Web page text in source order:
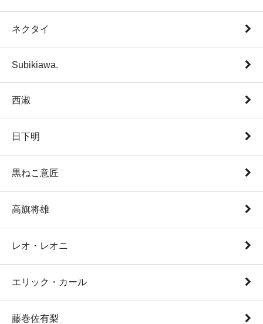
ネクタイ
Subikiawa.
西淑
日下明
黒ねこ意匠
高旗将雄
レオ・レオニ
エリック・カール
藤巻佐有梨